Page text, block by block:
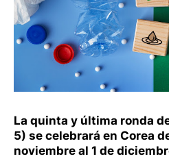
La quinta y última ronda
5) se celebrará en Corea
noviembre al 1 de